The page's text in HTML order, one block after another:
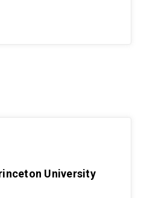
University